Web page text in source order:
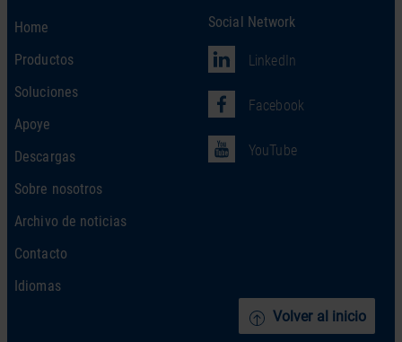
Volver al inicio
Home
Productos
Soluciones
Apoye
Descargas
Sobre nosotros
Archivo de noticias
Contacto
Idiomas
Social Network
LinkedIn
Facebook
YouTube